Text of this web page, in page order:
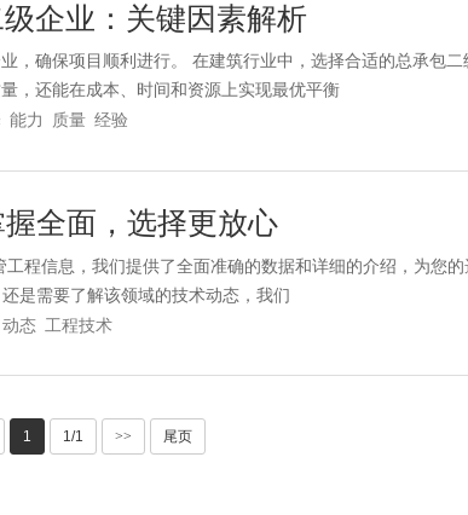
企业：关键因素解析
，确保项目顺利进行。 在建筑行业中，选择合适的总承包二
，还能在成本、时间和资源上实现最优平衡
能力 质量 经验
全面，选择更放心
程信息，我们提供了全面准确的数据和详细的介绍，为您
是需要了解该领域的技术动态，我们
动态 工程技术
1 1/1 >> 尾页